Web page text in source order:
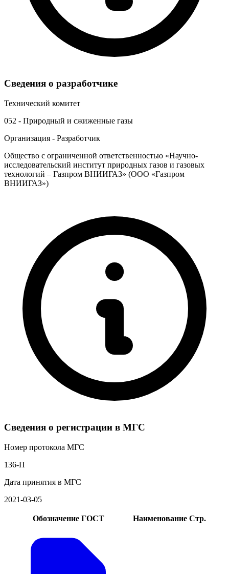
Сведения о разработчике
Технический комитет
052 - Природный и сжиженные газы
Организация - Разработчик
Общество с ограниченной ответственностью «Научно-
исследовательский институт природных газов и газовых
технологий – Газпром ВНИИГАЗ» (ООО «Газпром
ВНИИГАЗ»)
Сведения о регистрации в МГС
Номер протокола МГС
136-П
Дата принятия в МГС
2021-03-05
Обозначение ГОСТ Наименование Стр.